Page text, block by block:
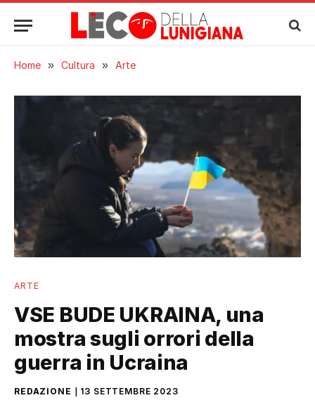
Home » Cultura » Arte
ARTE
VSE BUDE UKRAINA, una
mostra sugli orrori della
guerra in Ucraina
REDAZIONE 13 SETTEMBRE 2023